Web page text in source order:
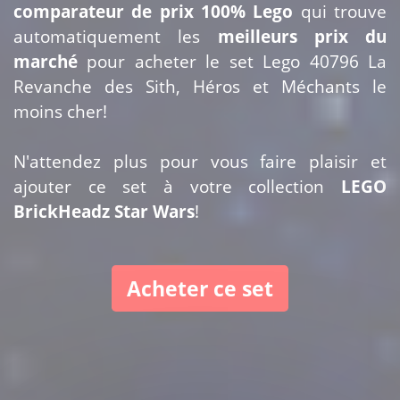
comparateur de prix 100% Lego qui trouve
automatiquement les meilleurs prix du
marché pour acheter le set Lego 40796 La
Revanche des Sith, Héros et Méchants le
moins cher!
N'attendez plus pour vous faire plaisir et
ajouter ce set à votre collection LEGO
BrickHeadz Star Wars!
Acheter ce set